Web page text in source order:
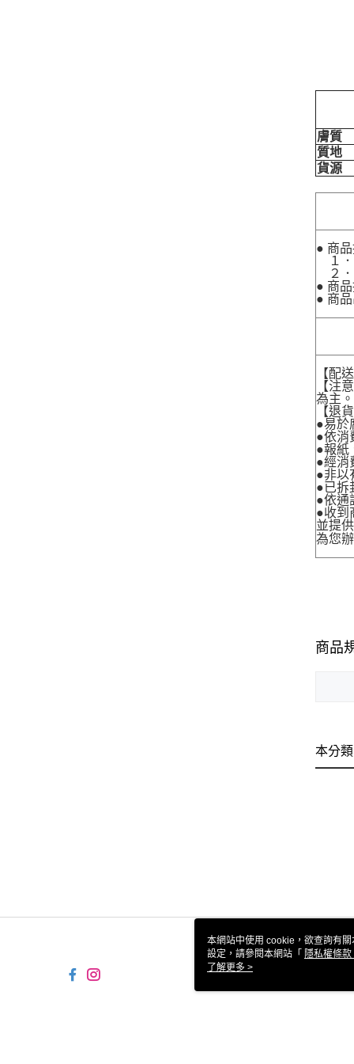
膚質
質地
貨源
● 商
１．
２．
● 商
● 商
【配
【注
為主。
【退
●易於
●依消
●報紙
●經消
●非以
●已拆
●依通
●收到
並提
為您
商品
本分
本網站中使用 cookie，欲查詢有
設定，請參閱本網站「 隱私權條款
使用 cookie。
了解更多 >